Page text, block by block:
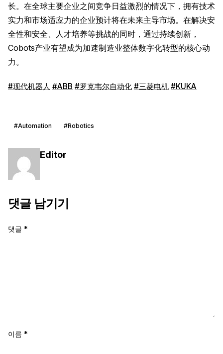
长。在全球主要企业之间竞争日益激烈的情况下，拥有技术
实力和市场适应力的企业预计将在未来主导市场。在解决安
全性和安全、人才培养等挑战的同时，通过持续创新，
Cobots产业有望成为加速制造业整体数字化转型的核心动
力。
#现代机器人 #ABB #罗克韦尔自动化 #三菱电机 #KUKA
#Automation #Robotics
Editor
댓글 남기기
댓글 *
이름 *